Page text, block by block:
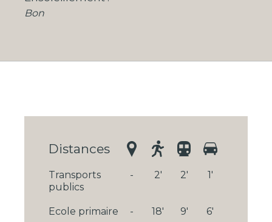
Bon
Distances
Transports
publics
- 2' 2' 1'
Ecole primaire - 18' 9' 6'